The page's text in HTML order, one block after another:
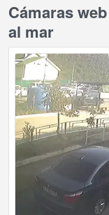
Cámaras
al mar